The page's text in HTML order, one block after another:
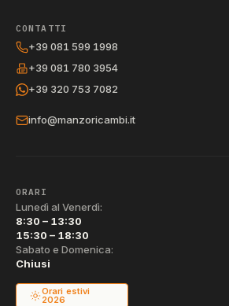
CONTATTI
+39 081 599 1998
+39 081 780 3954
+39 320 753 7082
info@manzoricambi.it
ORARI
Lunedì al Venerdì:
8:30 – 13:30
15:30 – 18:30
Sabato e Domenica:
Chiusi
Orari estivi
2026